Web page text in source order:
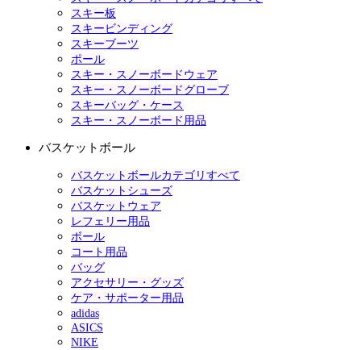
スキー板
スキービンディング
スキーブーツ
ポール
スキー・スノーボードウェア
スキー・スノーボードグローブ
スキーバッグ・ケース
スキー・スノーボード用品
バスケットボール
バスケットボールカテゴリすべて
バスケットシューズ
バスケットウェア
レフェリー用品
ボール
コート用品
バッグ
アクセサリー・グッズ
ケア・サポーター用品
adidas
ASICS
NIKE